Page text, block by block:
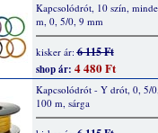
Kapcsolódrót, 10 szín,
m, 0, 5/0, 9 mm
kisker ár:6 115 Ft
shop ár: 4 480 Ft
Kapcsolódrót - Y drót, 0, 5/
100 m, sárga